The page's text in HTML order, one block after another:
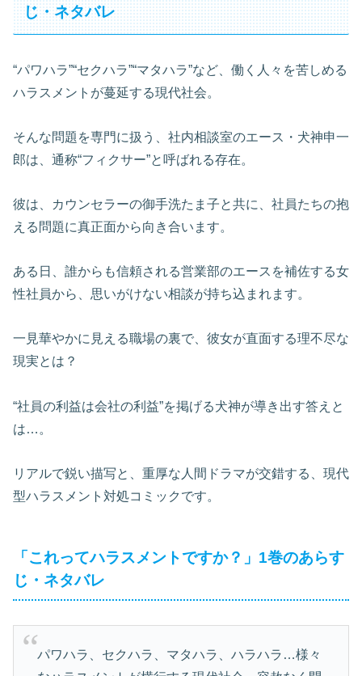
じ・ネタバレ
“パワハラ”“セクハラ”“マタハラ”など、働く人々を苦しめる
ハラスメントが蔓延する現代社会。
そんな問題を専門に扱う、社内相談室のエース・犬神申一
郎は、通称“フィクサー”と呼ばれる存在。
彼は、カウンセラーの御手洗たま子と共に、社員たちの抱
える問題に真正面から向き合います。
ある日、誰からも信頼される営業部のエースを補佐する女
性社員から、思いがけない相談が持ち込まれます。
一見華やかに見える職場の裏で、彼女が直面する理不尽な
現実とは？
“社員の利益は会社の利益”を掲げる犬神が導き出す答えと
は…。
リアルで鋭い描写と、重厚な人間ドラマが交錯する、現代
型ハラスメント対処コミックです。
「これってハラスメントですか？」1巻のあらす
じ・ネタバレ
パワハラ、セクハラ、マタハラ、ハラハラ…様々